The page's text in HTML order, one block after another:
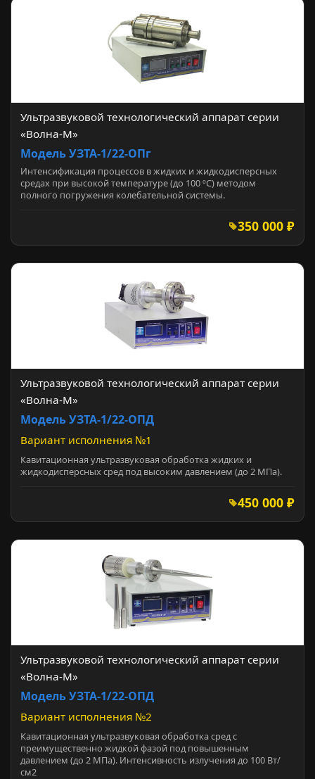
Ультразвуковой технологический аппарат серии
«Волна-М»
Модель УЗТА-1/22-ОПг
Интенсификация процессов в жидких и жидкодисперсных
средах при высокой температуре (до 100 ºC) методом
полного погружения колебательной системы.
350 000 ₽
Ультразвуковой технологический аппарат серии
«Волна-М»
Модель УЗТА-1/22-ОПД
Вариант исполнения №1
Кавитационная ультразвуковая обработка жидких и
жидкодисперсных сред под высоким давлением (до 2 МПа).
450 000 ₽
Ультразвуковой технологический аппарат серии
«Волна-М»
Модель УЗТА-1/22-ОПД
Вариант исполнения №2
Кавитационная ультразвуковая обработка сред с
преимущественно жидкой фазой под повышенным
давлением (до 2 МПа). Интенсивность излучения до 100 Вт/
см2